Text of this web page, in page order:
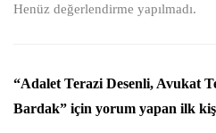
Henüz değerlendirme yapılmadı.
“Adalet Terazi Desenli, Avukat
Bardak” için yorum yapan ilk